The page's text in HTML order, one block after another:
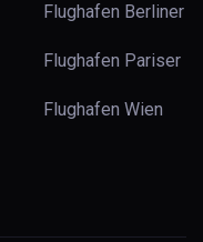
Flughafen Berliner
Flughafen Pariser
Flughafen Wien